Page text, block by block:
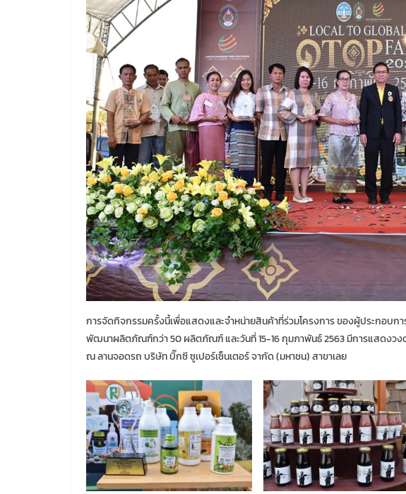
การจัดกิจกรรมครั้งนี้เพื่อแสดงและจำหน่ายสินค้าที่ร่วมโครงการ ของผู้ประกอบก
พัฒนาผลิตภัณฑ์กว่า 50 ผลิตภัณฑ์ และวันที่ 15-16 กุมภาพันธ์ 2563 มีการแสดงว
ณ ลานจอดรถ บริษัท บิ๊กซี ซูเปอร์เซ็นเตอร์ จากัด (มหาชน) สาขาเลย